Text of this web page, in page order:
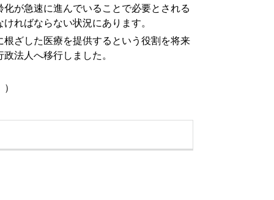
が急速に進んでいることで必要とされる
ればならない状況にあります。
ざした医療を提供するという役割を将来
法人へ移行しました。